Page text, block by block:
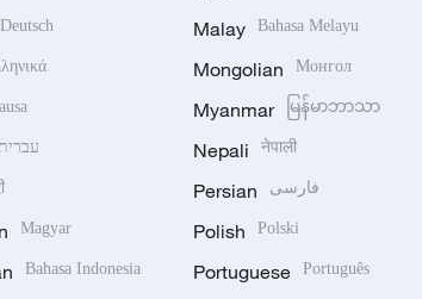
Deutsch
עברית
Magyar
Bahasa Indonesia
Malay Bahasa Melayu
Mongolian Монгол
Myanmar မြန်မာဘာသာ
Nepali नेपाली
Persian فارسی
Polish Polski
Portuguese Português